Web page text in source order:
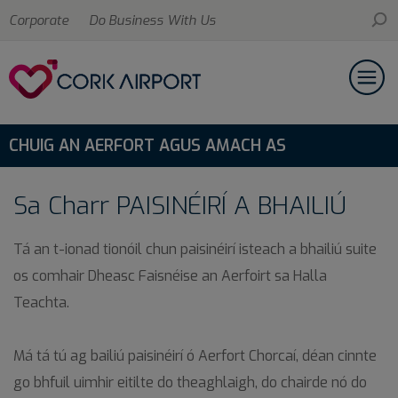
Corporate Do Business With Us
CHUIG AN AERFORT AGUS AMACH AS
Sa Charr PAISINÉIRÍ A BHAILIÚ
Tá an t-ionad tionóil chun paisinéirí isteach a bhailiú suite
os comhair Dheasc Faisnéise an Aerfoirt sa Halla
Teachta.
Má tá tú ag bailiú paisinéirí ó Aerfort Chorcaí, déan cinnte
go bhfuil uimhir eitilte do theaghlaigh, do chairde nó do